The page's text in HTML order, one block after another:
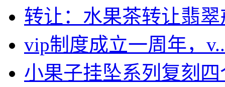
转让：水果茶转让翡翠
vip制度成立一周年，
小果子挂坠系列复刻四